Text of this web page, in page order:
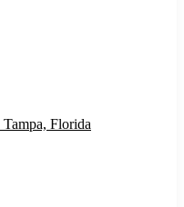
Tampa, Florida